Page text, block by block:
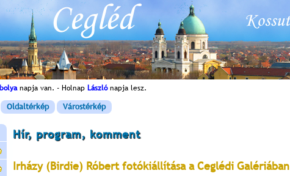
Ibolyanapja van. - Holnap Lászlónapja lesz.
Oldaltérkép Várostérkép
Hír, program, komment
Irházy (Birdie) Róbert fotókiállítása a Ceglédi Galériában